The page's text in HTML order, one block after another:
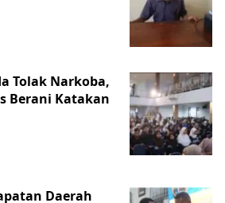
Tolak Narkoba,
Berani Katakan
Daerah